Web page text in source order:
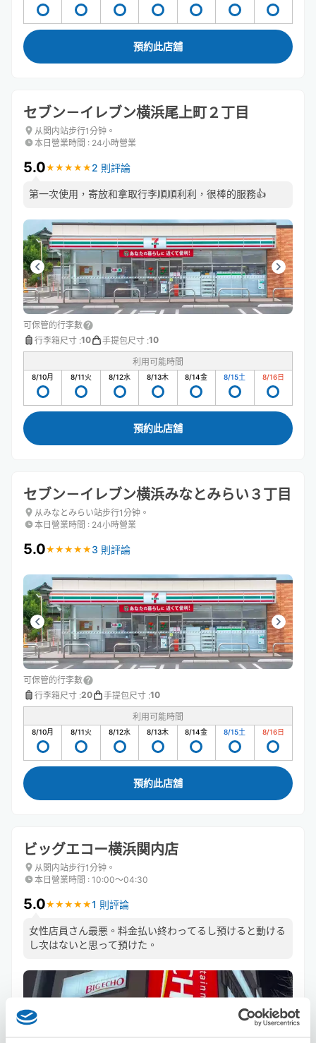
預約此店舖
セブン－イレブン横浜尾上町２丁目
从関内站步行1分钟。
本日營業時間 : 24小時營業
5.0★ ★ ★ ★ ★
★ ★ ★ ★ ★ 2 則評論
第一次使用，寄放和拿取行李順順利利，很棒的服務👍
可保管的行李數
行李箱尺寸 :10 手提包尺寸 :10
利用可能時間
8/10月 8/11火 8/12水 8/13木 8/14金 8/15土 8/16日
預約此店舖
セブン－イレブン横浜みなとみらい３丁目
从みなとみらい站步行1分钟。
本日營業時間 : 24小時營業
5.0★ ★ ★ ★ ★
★ ★ ★ ★ ★ 3 則評論
可保管的行李數
行李箱尺寸 :20 手提包尺寸 :10
利用可能時間
8/10月 8/11火 8/12水 8/13木 8/14金 8/15土 8/16日
預約此店舖
ビッグエコー横浜関内店
从関内站步行1分钟。
本日營業時間 : 10:00〜04:30
5.0★ ★ ★ ★ ★
★ ★ ★ ★ ★1 則評論
女性店員さん最悪。料金払い終わってるし預けると動ける
し次はないと思って預けた。